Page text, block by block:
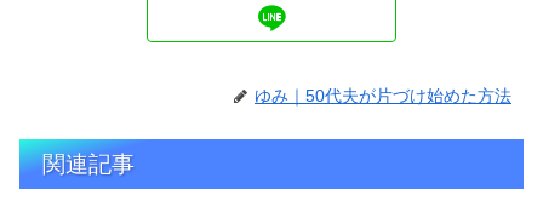
ゆみ｜50代夫が片づけ始めた方法
関連記事